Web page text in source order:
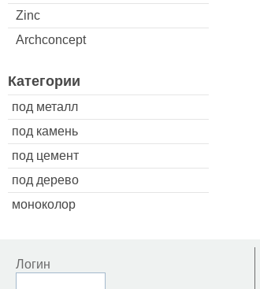
Zinc
Archconcept
Категории
под металл
под камень
под цемент
под дерево
моноколор
Логин